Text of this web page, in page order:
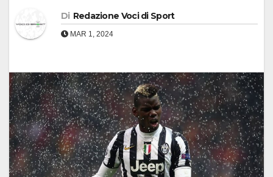
Di Redazione Voci di Sport
MAR 1, 2024